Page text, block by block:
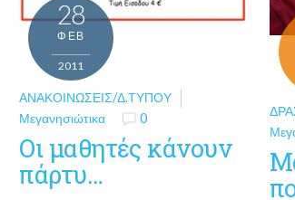
28
ΦΕΒ
2011
ΑΝΑΚΟΙΝΏΣΕΙΣ/Δ.ΤΎΠΟΥ
Μεγανησιώτικα
0
Οι μαθητές κάνουν
πάρτυ…